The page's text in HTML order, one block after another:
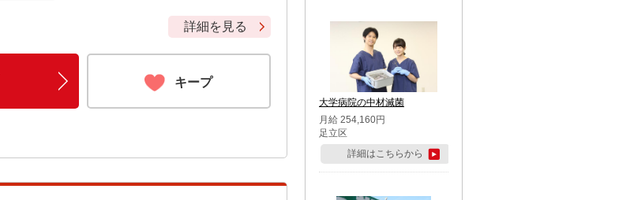
詳細を見る
キープ
大学病院の中材滅菌
月給 254,160円
足立区
詳細はこちらから